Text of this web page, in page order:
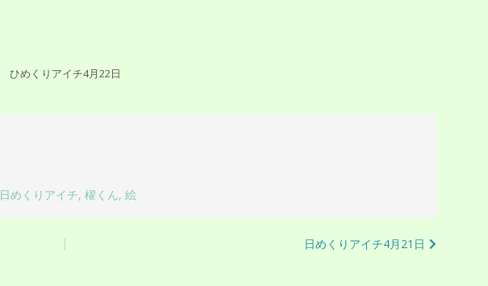
ひめくりアイチ4月22日
日めくりアイチ,櫂くん,絵
日めくりアイチ4月21日